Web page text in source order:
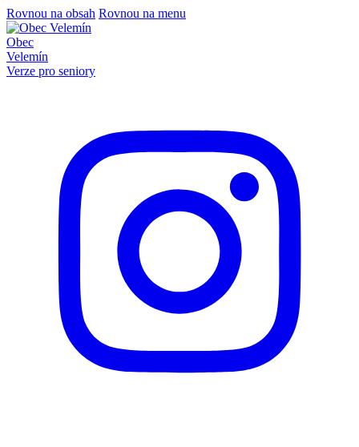
Rovnou na obsah Rovnou na menu
Obec
Velemín
Verze pro seniory